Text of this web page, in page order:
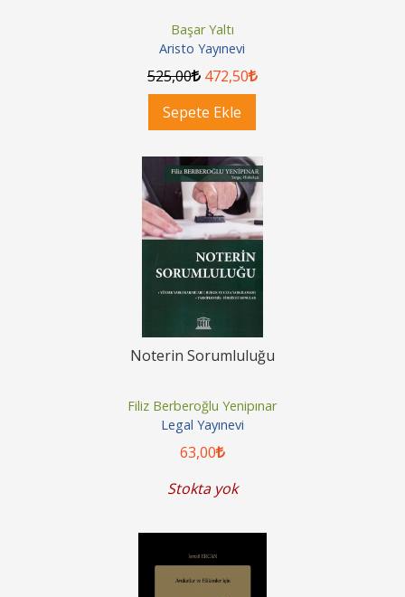
Başar Yaltı
Aristo Yayınevi
525,00 472,50
Sepete Ekle
Noterin Sorumluluğu
Filiz Berberoğlu Yenipınar
Legal Yayınevi
63,00
Stokta yok